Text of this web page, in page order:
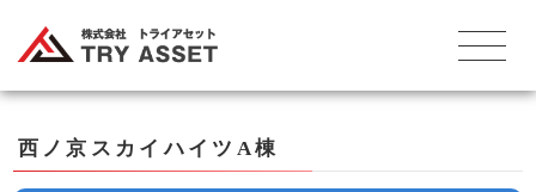
西ノ京スカイハイツA棟